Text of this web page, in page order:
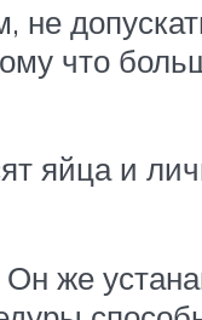
не
что
яйца и
же